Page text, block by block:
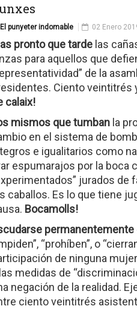
El punyeter indomable 02 Enero
pronto que tarde las
para aquellos que
de la
Ciento veintitrés
calaix!
mismos que tumban la
en el sistema de
e igualitarios como
espumarajos por la boca
jurados de
caballos. Es lo que tiene
Bocamolls!
permanentemente
“prohíben”, o
de ninguna
medidas de
negación de la realidad.
ciento veintitrés